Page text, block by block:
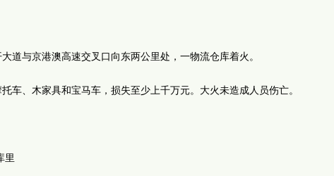
与京港澳高速交叉口向东两公里处，一物流仓库着火。
、木家具和宝马车，损失至少上千万元。大火未造成人员伤亡。
里